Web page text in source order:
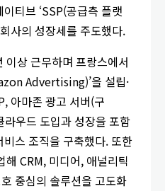
티브 ‘SSP(공급측 플랫
사의 성장세를 주도했다.
상 근무하며 프랑스에서
Advertising)’을 설립·
아마존 광고 서버(구
우드 도입과 성장을 포함
비스 조직을 구축했다. 또한
CRM, 미디어, 애널리틱
중심의 솔루션을 고도화